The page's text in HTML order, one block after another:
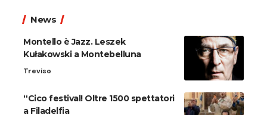
News
Montello è Jazz. Leszek
Kułakowski a Montebelluna
Treviso
“Cico festival! Oltre 1500 spettatori
a Filadelfia